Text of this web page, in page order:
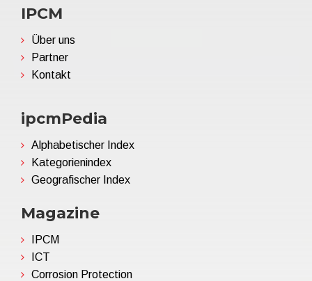
IPCM
Über uns
Partner
Kontakt
ipcmPedia
Alphabetischer Index
Kategorienindex
Geografischer Index
Magazine
IPCM
ICT
Corrosion Protection